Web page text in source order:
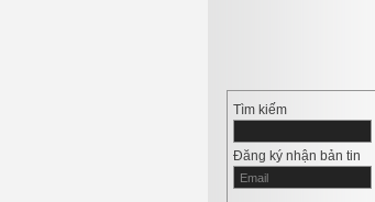
Tìm kiếm
Đăng ký nhận bản tin